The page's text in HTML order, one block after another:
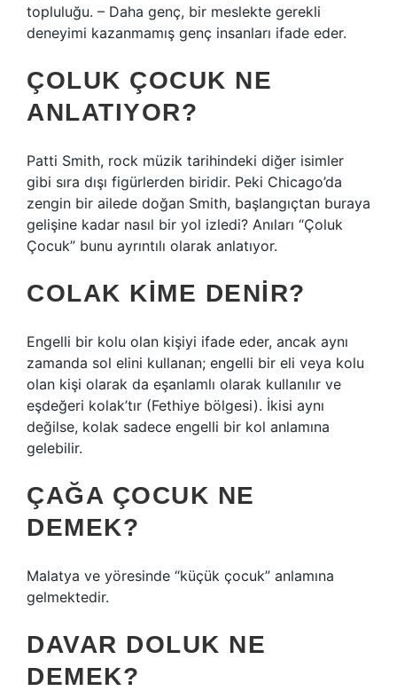
topluluğu. – Daha genç, bir meslekte gerekli
deneyimi kazanmamış genç insanları ifade eder.
ÇOLUK ÇOCUK NE
ANLATIYOR?
Patti Smith, rock müzik tarihindeki diğer isimler
gibi sıra dışı figürlerden biridir. Peki Chicago’da
zengin bir ailede doğan Smith, başlangıçtan buraya
gelişine kadar nasıl bir yol izledi? Anıları “Çoluk
Çocuk” bunu ayrıntılı olarak anlatıyor.
COLAK KIME DENIR?
Engelli bir kolu olan kişiyi ifade eder, ancak aynı
zamanda sol elini kullanan; engelli bir eli veya kolu
olan kişi olarak da eşanlamlı olarak kullanılır ve
eşdeğeri kolak’tır (Fethiye bölgesi). İkisi aynı
değilse, kolak sadece engelli bir kol anlamına
gelebilir.
ÇAĞA ÇOCUK NE
DEMEK?
Malatya ve yöresinde “küçük çocuk” anlamına
gelmektedir.
DAVAR DOLUK NE
DEMEK?